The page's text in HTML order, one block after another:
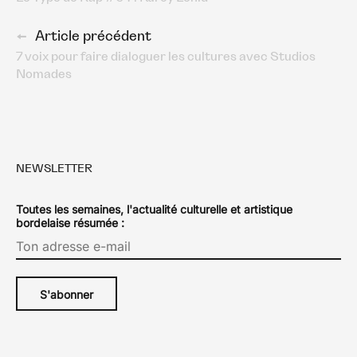
des
articles
Article précédent
7 voix pour faire dialoguer les cultures avec Studios
Nomades
NEWSLETTER
Toutes les semaines, l'actualité culturelle et artistique
bordelaise résumée :